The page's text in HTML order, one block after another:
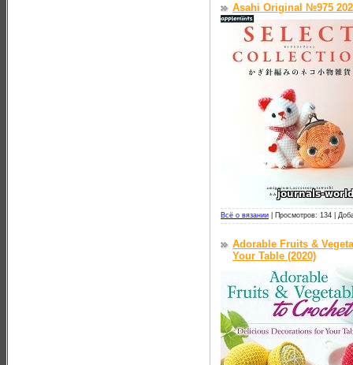
Asahi Original №975
Всё о вязании Просмотров: 134 |
Adorable Fruits &
Your Table (2020)